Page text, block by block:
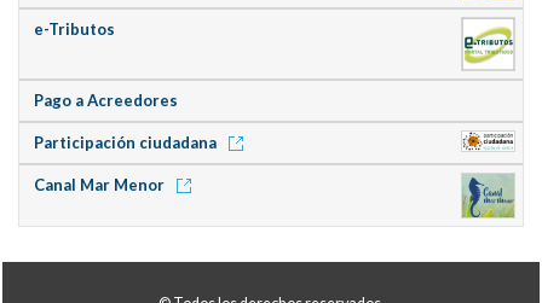
e-Tributos
Pago a Acreedores
Participación ciudadana
Canal Mar Menor